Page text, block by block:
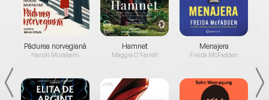
Pădurea norvegiană
Haruki Murakami
Hamnet
Maggie O'Farrell
Menajera
Freida McFadden